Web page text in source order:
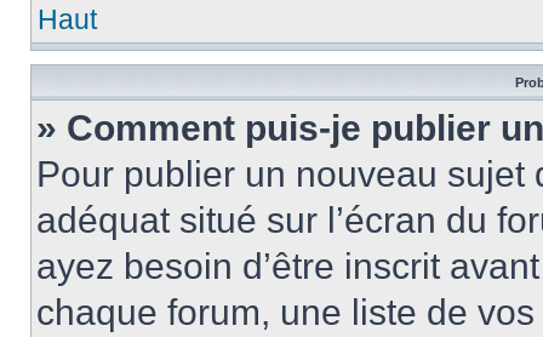
Haut
» Comment puis-je publier
Pour publier un nouveau
adéquat situé sur l’écran du
ayez besoin d’être inscrit
chaque forum, une liste de